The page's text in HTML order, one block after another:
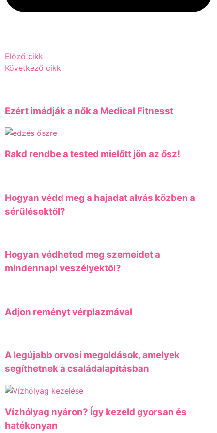
Előző cikk
Következő cikk
Ezért imádják a nők a Medical Fitnesst
Rakd rendbe a tested mielőtt jön az ősz!
Hogyan védd meg a hajadat alvás közben a
sérülésektől?
Hogyan védheted meg szemeidet a
mindennapi veszélyektől?
Adjon reményt vérplazmával
A legújabb orvosi megoldások, amelyek
segíthetnek a családalapításban
Vízhólyag nyáron? Így kezeld gyorsan és
hatékonyan